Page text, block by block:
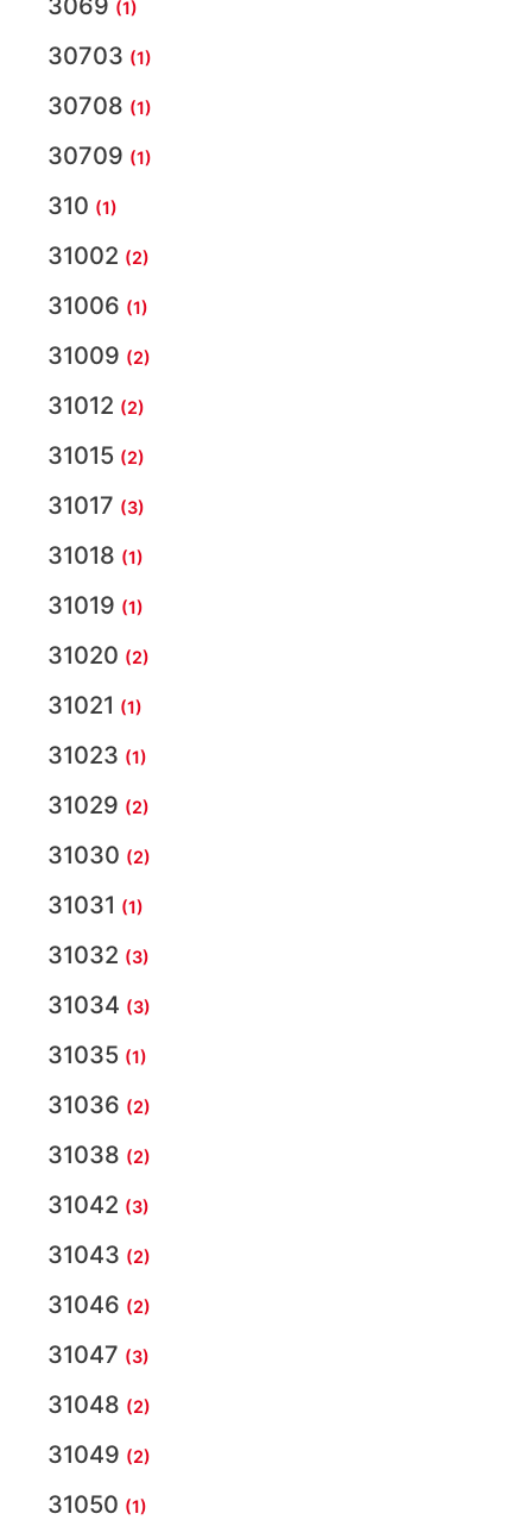
3069 (1)
30703 (1)
30708 (1)
30709 (1)
310 (1)
31002 (2)
31006 (1)
31009 (2)
31012 (2)
31015 (2)
31017 (3)
31018 (1)
31019 (1)
31020 (2)
31021 (1)
31023 (1)
31029 (2)
31030 (2)
31031 (1)
31032 (3)
31034 (3)
31035 (1)
31036 (2)
31038 (2)
31042 (3)
31043 (2)
31046 (2)
31047 (3)
31048 (2)
31049 (2)
31050 (1)